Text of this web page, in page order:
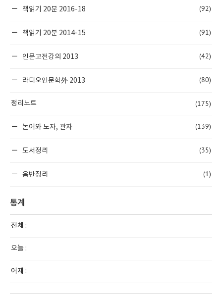
책읽기 20분 2016-18 (92)
책읽기 20분 2014-15 (91)
인문고전강의 2013 (42)
라디오인문학外 2013 (80)
정리노트 (175)
논어와 노자, 관자 (139)
도서정리 (35)
음반정리 (1)
통계
전체 :
오늘 :
어제 :